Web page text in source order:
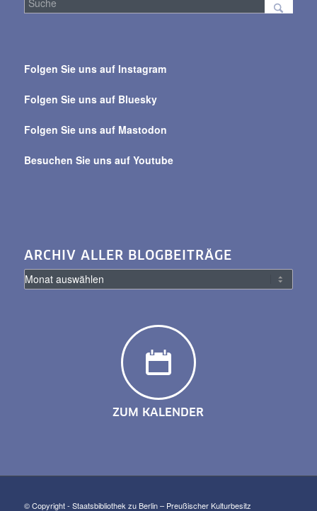
alle
Folgen Sie uns auf Instagram
Folgen Sie uns auf Bluesky
Folgen Sie uns auf Mastodon
Besuchen Sie uns auf Youtube
ARCHIV ALLER BLOGBEITRÄGE
ZUM KALENDER
© Copyright - Staatsbibliothek zu Berlin – Preußischer Kulturbesitz